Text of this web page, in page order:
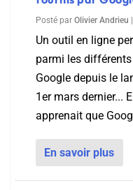
Posté par Olivier Andrieu
Un outil en ligne
parmi les
Google depuis le
1er mars dernier...
apprenait que
En savoir plus